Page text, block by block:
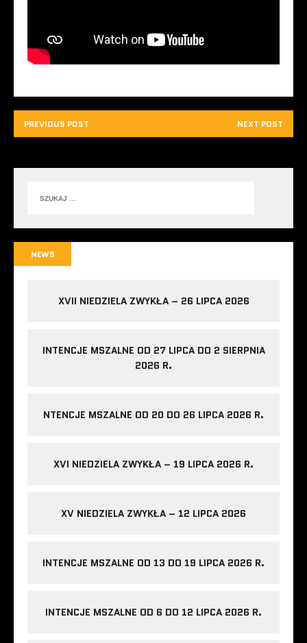
PREVIOUS POST NEXT POST
NEWS
XVII NIEDZIELA ZWYKŁA – 26 LIPCA 2026
INTENCJE MSZALNE OD 27 LIPCA DO 2 SIERPNIA
2026 R.
NTENCJE MSZALNE OD 20 DO 26 LIPCA 2026 R.
XVI NIEDZIELA ZWYKŁA – 19 LIPCA 2026 R.
XV NIEDZIELA ZWYKŁA – 12 LIPCA 2026
INTENCJE MSZALNE OD 13 DO 19 LIPCA 2026 R.
INTENCJE MSZALNE OD 6 DO 12 LIPCA 2026 R.